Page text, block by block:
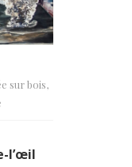
sur bois,
l’œil